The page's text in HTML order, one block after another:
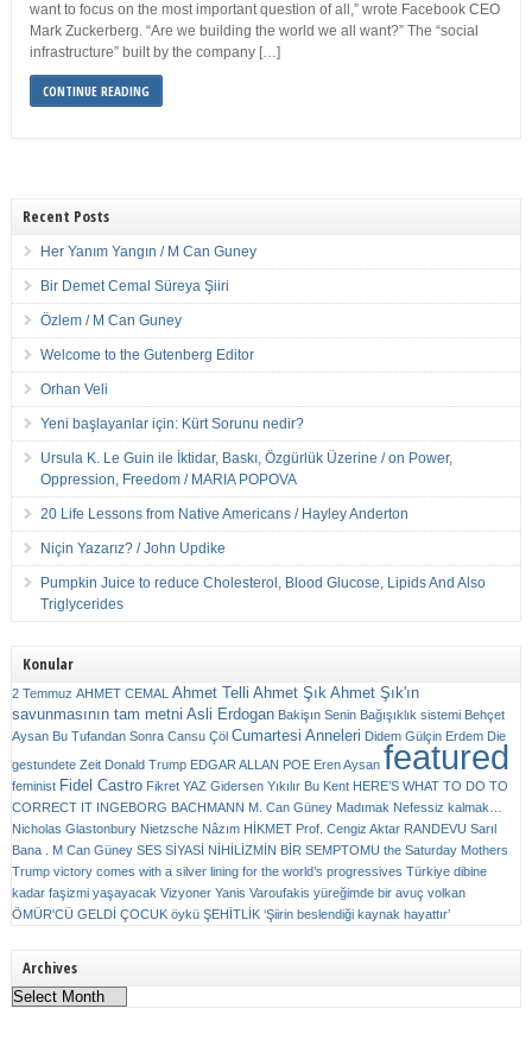
want to focus on the most important question of all,” wrote Facebook CEO
Mark Zuckerberg. “Are we building the world we all want?” The “social
infrastructure” built by the company […]
CONTINUE READING
Recent Posts
Her Yanım Yangın / M Can Guney
Bir Demet Cemal Süreya Şiiri
Özlem / M Can Guney
Welcome to the Gutenberg Editor
Orhan Veli
Yeni başlayanlar için: Kürt Sorunu nedir?
Ursula K. Le Guin ile İktidar, Baskı, Özgürlük Üzerine / on Power,
Oppression, Freedom / MARIA POPOVA
20 Life Lessons from Native Americans / Hayley Anderton
Niçin Yazarız? / John Updike
Pumpkin Juice to reduce Cholesterol, Blood Glucose, Lipids And Also
Triglycerides
Konular
2 Temmuz AHMET CEMAL Ahmet Telli Ahmet Şık Ahmet Şık'ın
savunmasının tam metni Asli Erdogan Bakişın Senin Bağışıklık sistemi Behçet
Aysan Bu Tufandan Sonra Cansu Çöl Cumartesi Anneleri Didem Gülçin Erdem Die
gestundete Zeit Donald Trump EDGAR ALLAN POE Eren Aysan featured
feminist Fidel Castro Fikret YAZ Gidersen Yıkılır Bu Kent HERE’S WHAT TO DO TO
CORRECT IT INGEBORG BACHMANN M. Can Güney Madımak Nefessiz kalmak…
Nicholas Glastonbury Nietzsche Nâzım HİKMET Prof. Cengiz Aktar RANDEVU Sarıl
Bana . M Can Güney SES SİYASİ NİHİLİZMİN BİR SEMPTOMU the Saturday Mothers
Trump victory comes with a silver lining for the world’s progressives Türkiye dibine
kadar faşizmi yaşayacak Vizyoner Yanis Varoufakis yüreğimde bir avuç volkan
ÖMÜR'CÜ GELDİ ÇOCUK öykü ŞEHİTLİK ‘Şiirin beslendiği kaynak hayattır’
Archives
Archives